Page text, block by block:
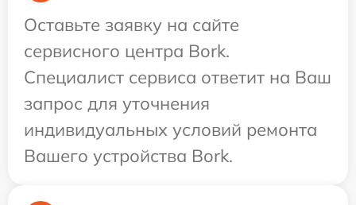
Оставьте заявку на сайте
сервисного центра Bork.
Специалист сервиса ответит на Ваш
запрос для уточнения
индивидуальных условий ремонта
Вашего устройства Bork.